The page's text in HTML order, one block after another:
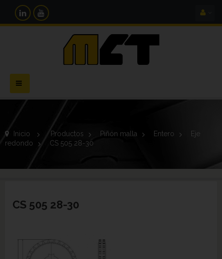
Navegación
Toggle
Inicio > Productos > Piñón malla > Entero >
Eje
redondo
> CS 505 28-30
CS 505 28-30